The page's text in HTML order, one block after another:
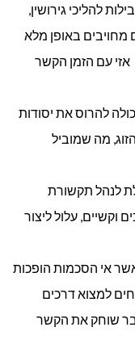
להליכי גירושין,
מחויבים באופן מלא
אזי עם הזמן הקשר
להרוס את יסודות
מה שמוביל
לנהל תקשורת
וקשיים, עלול ליצור
אי הסכמות הופכות
למצוא דרכים
שוחק את הקשר